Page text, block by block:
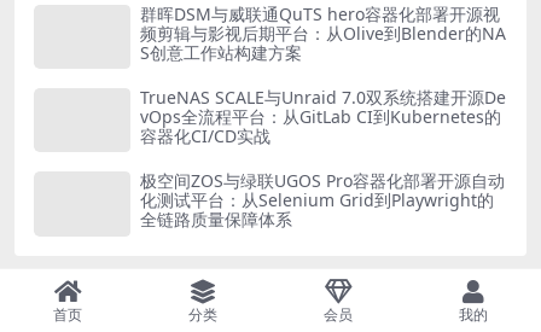
群晖DSM与威联通QuTS hero容器化部署开源视
频剪辑与影视后期平台：从Olive到Blender的NA
S创意工作站构建方案
TrueNAS SCALE与Unraid 7.0双系统搭建开源De
vOps全流程平台：从GitLab CI到Kubernetes的
容器化CI/CD实战
极空间ZOS与绿联UGOS Pro容器化部署开源自动
化测试平台：从Selenium Grid到Playwright的
全链路质量保障体系
排行榜展示
首页 分类 会员 我的